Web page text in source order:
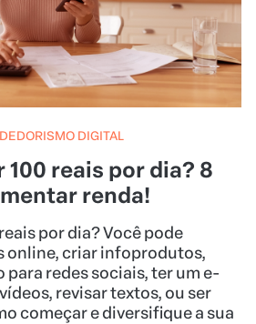
DIGITAL
100 reais por dia? 8
renda!
por dia? Você pode
online, criar infoprodutos,
redes sociais, ter um e-
revisar textos, ou ser
começar e diversifique a sua